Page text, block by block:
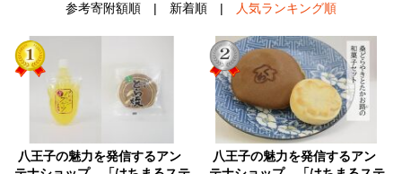
参考寄附額順| 新着順| 人気ランキング順
八王子の魅力を発信するアン
八王子の魅力を発信するアン